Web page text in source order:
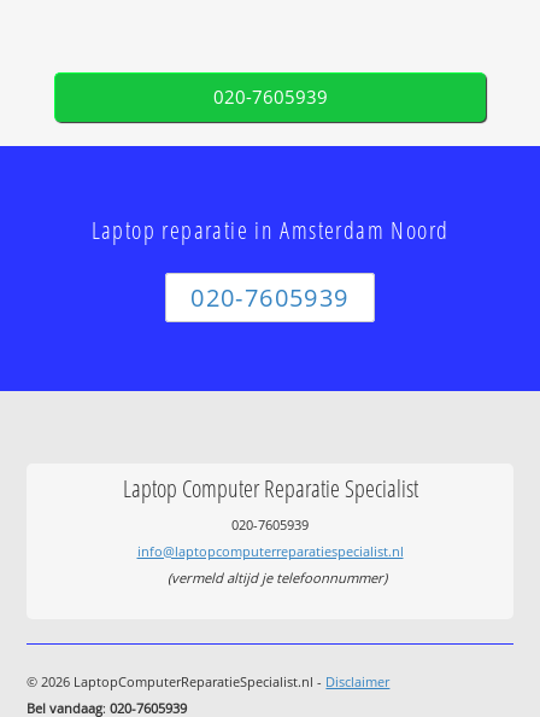
020-7605939
Laptop reparatie in Amsterdam Noord
020-7605939
Laptop Computer Reparatie Specialist
020-7605939
info@laptopcomputerreparatiespecialist.nl
(vermeld altijd je telefoonnummer)
© 2026 LaptopComputerReparatieSpecialist.nl - Disclaimer
Bel vandaag:020-7605939